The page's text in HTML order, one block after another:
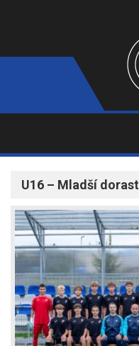
U16 – Mladší dorast